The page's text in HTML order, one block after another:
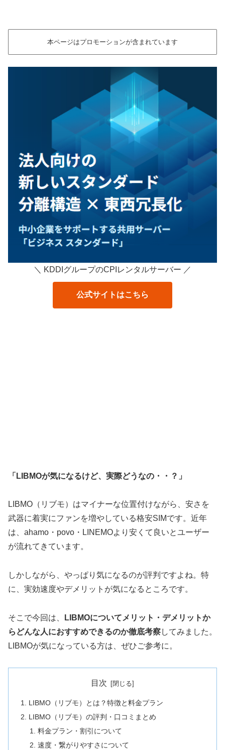
本ページはプロモーションが含まれています
＼ KDDIグループのCPIレンタルサーバー ／
公式サイトはこちら
「LIBMOが気になるけど、実際どうなの・・？」
LIBMO（リブモ）はマイナーな位置付けながら、安さを
武器に着実にファンを増やしている格安SIMです。近年
は、ahamo・povo・LINEMOより安くて良いとユーザー
が流れてきています。
しかしながら、やっぱり気になるのが評判ですよね。特
に、実効速度やデメリットが気になるところです。
そこで今回は、
LIBMOについてメリット・デメリットか
らどんな人におすすめできるのか徹底考察してみました。
LIBMOが気になっている方は、ぜひご参考に。
目次
LIBMO（リブモ）とは？特徴と料金プラン
LIBMO（リブモ）の評判・口コミまとめ
料金プラン・割引について
速度・繋がりやすさについて